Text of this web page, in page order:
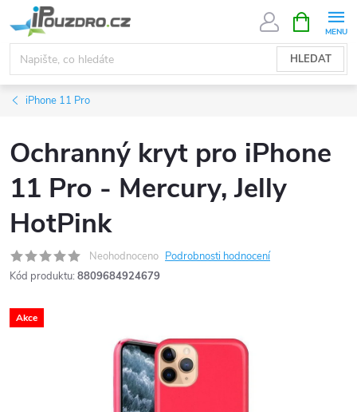
na
obsah
HLEDAT
NÁKUPNÍ
KOŠÍK
iPhone 11 Pro
Ochranný kryt pro iPhone
11 Pro - Mercury, Jelly
HotPink
Neohodnoceno Podrobnosti hodnocení
Kód produktu: 8809684924679
Akce